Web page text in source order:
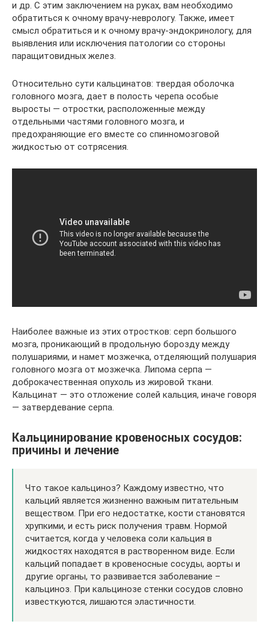
и др. С этим заключением на руках, вам необходимо
обратиться к очному врачу-неврологу. Также, имеет
смысл обратиться и к очному врачу-эндокринологу, для
выявления или исключения патологии со стороны
паращитовидных желез.
Относительно сути кальцинатов: твердая оболочка
головного мозга, дает в полость черепа особые
выросты — отростки, расположенные между
отдельными частями головного мозга, и
предохраняющие его вместе со спинномозговой
жидкостью от сотрясения.
Наиболее важные из этих отростков: серп большого
мозга, проникающий в продольную борозду между
полушариями, и намет мозжечка, отделяющий полушария
головного мозга от мозжечка. Липома серпа —
доброкачественная опухоль из жировой ткани.
Кальцинат — это отложение солей кальция, иначе говоря
— затвердевание серпа.
Кальцинирование кровеносных сосудов:
причины и лечение
Что такое кальциноз? Каждому известно, что
кальций является жизненно важным питательным
веществом. При его недостатке, кости становятся
хрупкими, и есть риск получения травм. Нормой
считается, когда у человека соли кальция в
жидкостях находятся в растворенном виде. Если
кальций попадает в кровеносные сосуды, аорты и
другие органы, то развивается заболевание –
кальциноз. При кальцинозе стенки сосудов словно
известкуются, лишаются эластичности.